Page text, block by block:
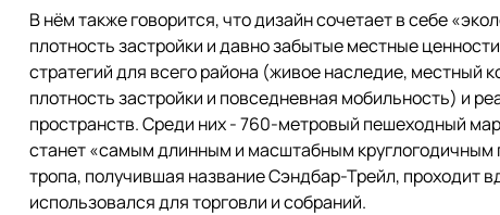
В нём также говорится, что дизайн сочетает в себе
плотность застройки и давно забытые местные
стратегий для всего района (живое наследие, местный
плотность застройки и повседневная мобильность) и
пространств. Среди них - 760-метровый пешеходный
станет «самым длинным и масштабным круглогодичным
тропа, получившая название Сэндбар-Трейл, проходит
использовался для торговли и собраний.